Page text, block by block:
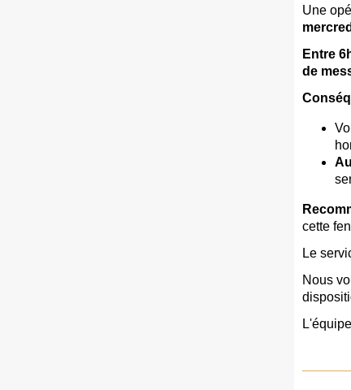
Une
Entre
de
cette
Le
Nous